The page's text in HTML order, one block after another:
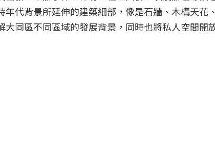
代背景所延伸的建築細部，像是石牆、木構天花
同區不同區域的發展背景，同時也將私人空間開